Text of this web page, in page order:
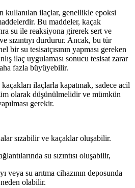
kullanılan ilaçlar, genellikle epoksi
Bu maddeler, kaçak
su ile reaksiyona girerek sert ve
sızıntıyı durdurur. Ancak, bu tür
bir su tesisatçısının yapması gereken
ilaç uygulaması sonucu tesisat zarar
fazla büyüyebilir.
ilaçlarla kapatmak, sadece acil
olarak düşünülmelidir ve mümkün
gerekir.
sızabilir ve kaçaklar oluşabilir.
su sızıntısı oluşabilir,
veya su arıtma cihazının deposunda
olabilir.